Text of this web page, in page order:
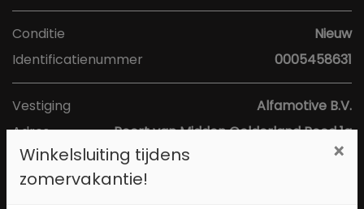
Conditie
Nieuw
Identificatienummer
0005458631
Vestiging
Alfamotive B.V.
Adres
Poort van Midden Gelderland Rood 1a
Postcode
6666 LS
Plaats
Winkelsluiting tijdens
zomervakantie!
×